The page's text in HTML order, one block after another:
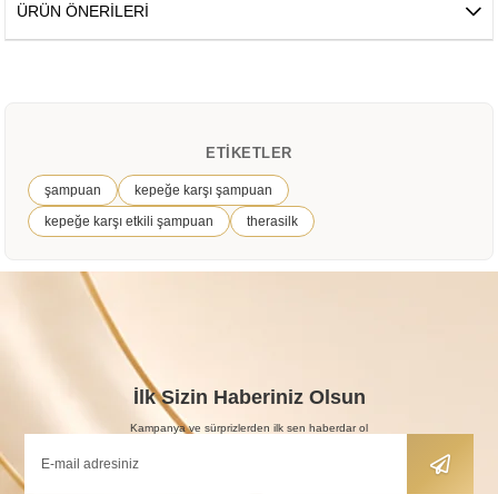
ÜRÜN ÖNERILERI
ETIKETLER
şampuan
kepeğe karşı şampuan
kepeğe karşı etkili şampuan
therasilk
İlk Sizin Haberiniz Olsun
Kampanya ve sürprizlerden ilk sen haberdar ol